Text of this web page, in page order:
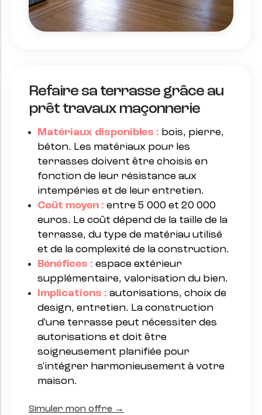
Refaire sa terrasse grâce au
prêt travaux maçonnerie
Matériaux disponibles : bois, pierre,
béton. Les matériaux pour les
terrasses doivent être choisis en
fonction de leur résistance aux
intempéries et de leur entretien.
Coût moyen : entre 5 000 et 20 000
euros. Le coût dépend de la taille de la
terrasse, du type de matériau utilisé
et de la complexité de la construction.
Bénéfices : espace extérieur
supplémentaire, valorisation du bien.
Implications : autorisations, choix de
design, entretien. La construction
d'une terrasse peut nécessiter des
autorisations et doit être
soigneusement planifiée pour
s'intégrer harmonieusement à votre
maison.
Simuler mon offre →